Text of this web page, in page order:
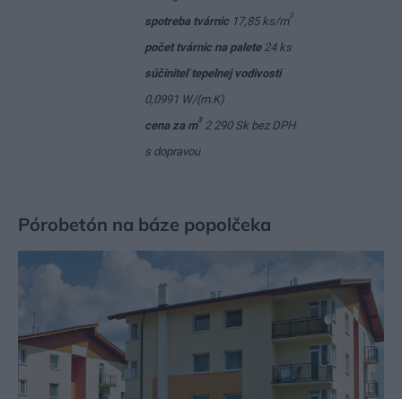
spotreba tvárnic17,85 ks/m 3
počet tvárnic na palete24 ks
súčiniteľ tepelnej vodivosti
0,0991 W/(m.K)
cena za m3 2 290 Sk bez DPH
s dopravou
Pórobetón na báze popolčeka